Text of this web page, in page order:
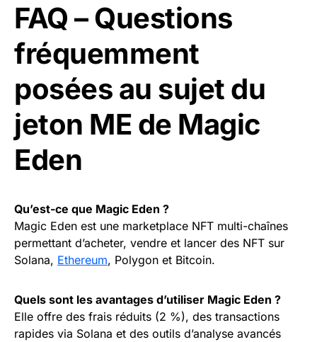
FAQ – Questions
fréquemment
posées au sujet du
jeton ME de Magic
Eden
Qu’est-ce que Magic Eden ?
Magic Eden est une marketplace NFT multi-chaînes
permettant d’acheter, vendre et lancer des NFT sur
Solana, Ethereum, Polygon et Bitcoin.
Quels sont les avantages d’utiliser Magic Eden ?
Elle offre des frais réduits (2 %), des transactions
rapides via Solana et des outils d’analyse avancés